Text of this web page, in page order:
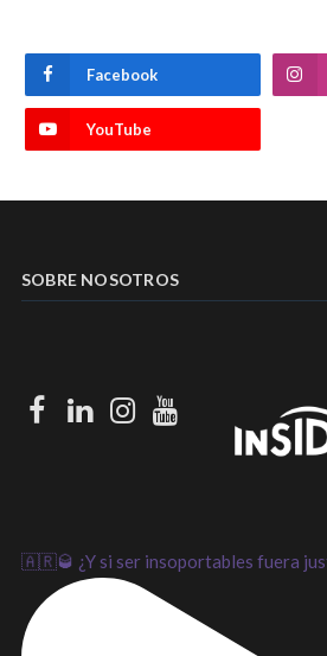
Facebook
YouTube
SOBRE NOSOTROS
Facebook
LinkedIn
Instagram
Youtube
🇦🇷🥃 ¿Y si ser insoportables fuera